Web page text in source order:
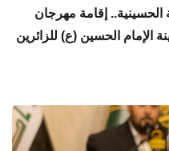
الحسينية.. إقامة مهرجان
الإمام الحسين (ع) للزائرين